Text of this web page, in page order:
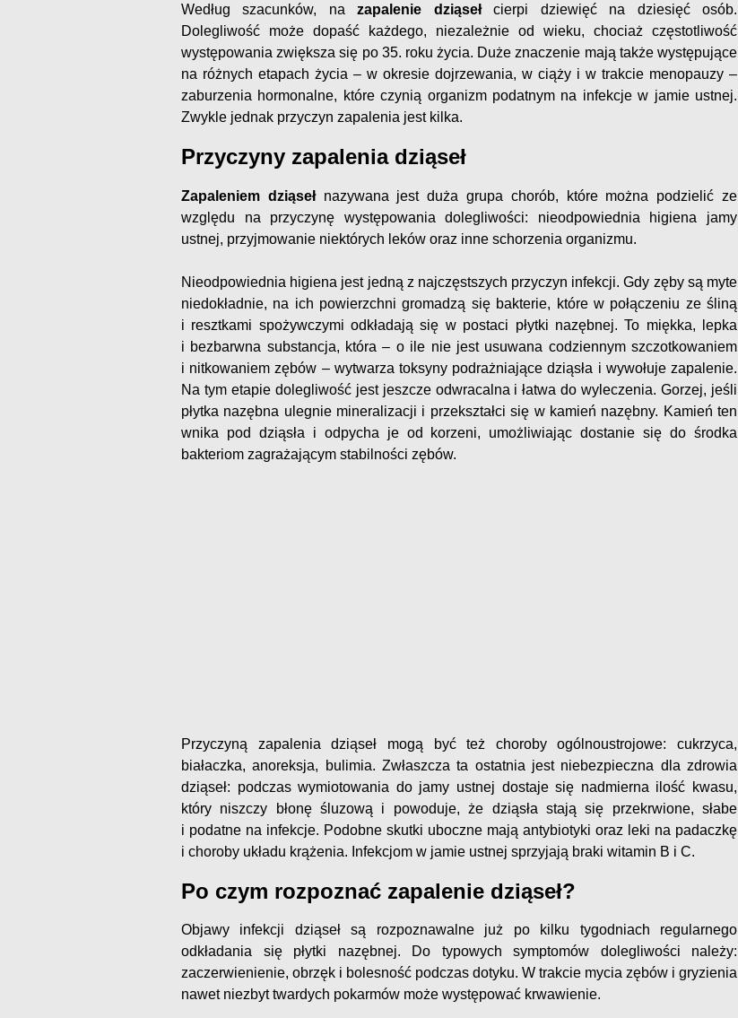
Według szacunków, nazapalenie dziąsełcierpi dziewięć na dziesięć osób.
Dolegliwość może dopaść każdego, niezależnie od wieku, chociaż częstotliwość
występowania zwiększa się po 35. roku życia. Duże znaczenie mają także występujące
na różnych etapach życia – w okresie dojrzewania, w ciąży i w trakcie menopauzy –
zaburzenia hormonalne, które czynią organizm podatnym na infekcje w jamie ustnej.
Zwykle jednak przyczyn zapalenia jest kilka.
Przyczyny zapalenia dziąseł
Zapaleniem dziąseł nazywana jest duża grupa chorób, które można podzielić ze
względu na przyczynę występowania dolegliwości: nieodpowiednia higiena jamy
ustnej, przyjmowanie niektórych leków oraz inne schorzenia organizmu.
Nieodpowiednia higiena jest jedną z najczęstszych przyczyn infekcji. Gdy zęby są myte
niedokładnie, na ich powierzchni gromadzą się bakterie, które w połączeniu ze śliną
i resztkami spożywczymi odkładają się w postaci płytki nazębnej. To miękka, lepka
i bezbarwna substancja, która – o ile nie jest usuwana codziennym szczotkowaniem
i nitkowaniem zębów – wytwarza toksyny podrażniające dziąsła i wywołuje zapalenie.
Na tym etapie dolegliwość jest jeszcze odwracalna i łatwa do wyleczenia. Gorzej, jeśli
płytka nazębna ulegnie mineralizacji i przekształci się w kamień nazębny. Kamień ten
wnika pod dziąsła i odpycha je od korzeni, umożliwiając dostanie się do środka
bakteriom zagrażającym stabilności zębów.
Przyczyną zapalenia dziąseł mogą być też choroby ogólnoustrojowe: cukrzyca,
białaczka, anoreksja, bulimia. Zwłaszcza ta ostatnia jest niebezpieczna dla zdrowia
dziąseł: podczas wymiotowania do jamy ustnej dostaje się nadmierna ilość kwasu,
który niszczy błonę śluzową i powoduje, że dziąsła stają się przekrwione, słabe
i podatne na infekcje. Podobne skutki uboczne mają antybiotyki oraz leki na padaczkę
i choroby układu krążenia. Infekcjom w jamie ustnej sprzyjają braki witamin B i C.
Po czym rozpoznać zapalenie dziąseł?
Objawy infekcji dziąseł są rozpoznawalne już po kilku tygodniach regularnego
odkładania się płytki nazębnej. Do typowych symptomów dolegliwości należy:
zaczerwienienie, obrzęk i bolesność podczas dotyku. W trakcie mycia zębów i gryzienia
nawet niezbyt twardych pokarmów może występować krwawienie.